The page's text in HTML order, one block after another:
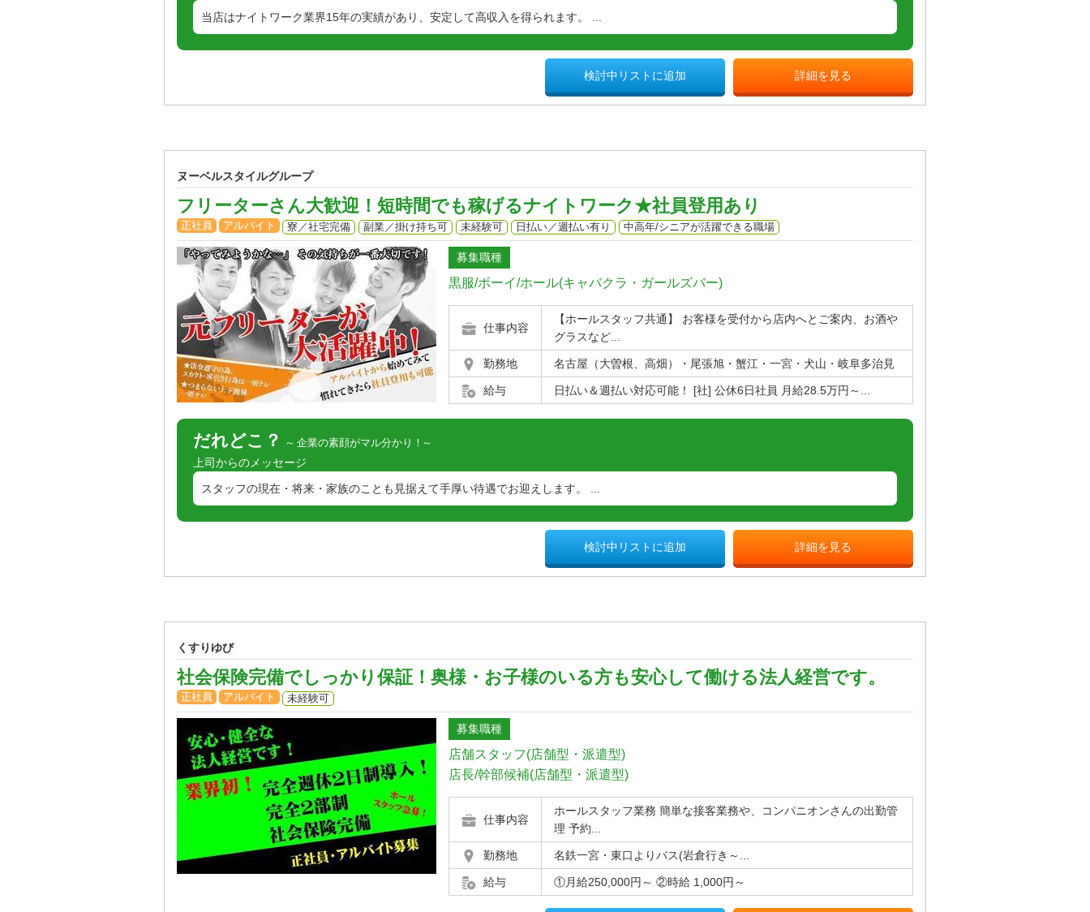
当店はナイトワーク業界15年の実績があり、安定して高収入を得られます。 ...
検討中リストに追加 詳細を見る
ヌーベルスタイルグループ
フリーターさん大歓迎！短時間でも稼げるナイトワーク★社員登用あり
正社員 アルバイト 寮／社宅完備 副業／掛け持ち可 未経験可 日払い／週払い有り 中高年/シニアが活躍できる職場
募集職種
黒服/ボーイ/ホール(キャバクラ・ガールズバー)
仕事内容
【ホールスタッフ共通】 お客様を受付から店内へとご案内、お酒や
グラスなど...
勤務地 名古屋（大曽根、高畑）・尾張旭・蟹江・一宮・犬山・岐阜多治見
給与 日払い＆週払い対応可能！ [社] 公休6日社員 月給28.5万円～...
だれどこ？ 企業の素顔がマル分かり！
上司からのメッセージ
スタッフの現在・将来・家族のことも見据えて手厚い待遇でお迎えします。 ...
検討中リストに追加 詳細を見る
くすりゆび
社会保険完備でしっかり保証！奥様・お子様のいる方も安心して働ける法人経営です。
正社員 アルバイト 未経験可
募集職種
店舗スタッフ(店舗型・派遣型)
店長/幹部候補(店舗型・派遣型)
仕事内容
ホールスタッフ業務 簡単な接客業務や、コンパニオンさんの出勤管
理 予約...
勤務地 名鉄一宮・東口よりバス(岩倉行き～...
給与 ①月給250,000円～ ②時給 1,000円～